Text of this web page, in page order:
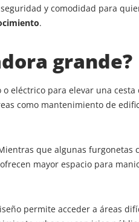
y comodidad para
.
grande?
eléctrico para elevar una
como mantenimiento de
que algunas furgonetas
mayor espacio para
permite acceder a áreas